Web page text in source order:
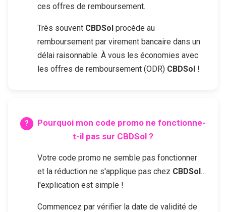
ces offres de remboursement.
Très souvent CBDSol procède au
remboursement par virement bancaire dans un
délai raisonnable. À vous les économies avec
les offres de remboursement (ODR) CBDSol !
Pourquoi mon code promo ne fonctionne-
t-il pas sur CBDSol ?
Votre code promo ne semble pas fonctionner
et la réduction ne s'applique pas chez CBDSol…
l'explication est simple !
Commencez par vérifier la date de validité de